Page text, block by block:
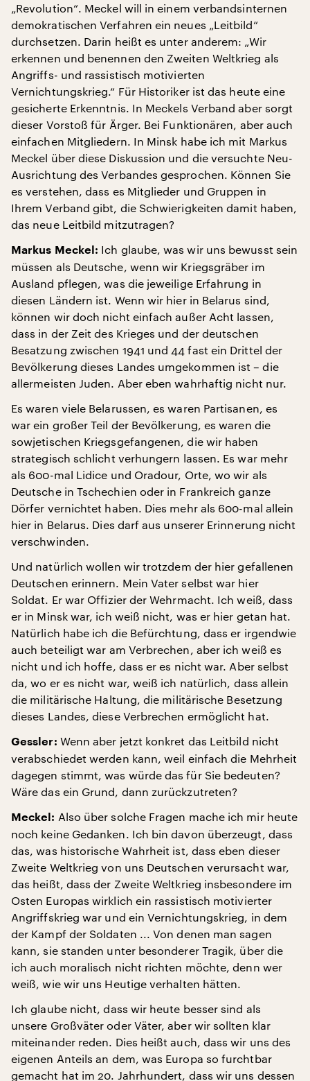
„Revolution“. Meckel will in einem verbandsinternen
demokratischen Verfahren ein neues „Leitbild“
durchsetzen. Darin heißt es unter anderem: „Wir
erkennen und benennen den Zweiten Weltkrieg als
Angriffs- und rassistisch motivierten
Vernichtungskrieg.“ Für Historiker ist das heute eine
gesicherte Erkenntnis. In Meckels Verband aber sorgt
dieser Vorstoß für Ärger. Bei Funktionären, aber auch
einfachen Mitgliedern. In Minsk habe ich mit Markus
Meckel über diese Diskussion und die versuchte Neu-
Ausrichtung des Verbandes gesprochen. Können Sie
es verstehen, dass es Mitglieder und Gruppen in
Ihrem Verband gibt, die Schwierigkeiten damit haben,
das neue Leitbild mitzutragen?
Markus Meckel: Ich glaube, was wir uns bewusst sein
müssen als Deutsche, wenn wir Kriegsgräber im
Ausland pflegen, was die jeweilige Erfahrung in
diesen Ländern ist. Wenn wir hier in Belarus sind,
können wir doch nicht einfach außer Acht lassen,
dass in der Zeit des Krieges und der deutschen
Besatzung zwischen 1941 und 44 fast ein Drittel der
Bevölkerung dieses Landes umgekommen ist – die
allermeisten Juden. Aber eben wahrhaftig nicht nur.
Es waren viele Belarussen, es waren Partisanen, es
war ein großer Teil der Bevölkerung, es waren die
sowjetischen Kriegsgefangenen, die wir haben
strategisch schlicht verhungern lassen. Es war mehr
als 600-mal Lidice und Oradour, Orte, wo wir als
Deutsche in Tschechien oder in Frankreich ganze
Dörfer vernichtet haben. Dies mehr als 600-mal allein
hier in Belarus. Dies darf aus unserer Erinnerung nicht
verschwinden.
Und natürlich wollen wir trotzdem der hier gefallenen
Deutschen erinnern. Mein Vater selbst war hier
Soldat. Er war Offizier der Wehrmacht. Ich weiß, dass
er in Minsk war, ich weiß nicht, was er hier getan hat.
Natürlich habe ich die Befürchtung, dass er irgendwie
auch beteiligt war am Verbrechen, aber ich weiß es
nicht und ich hoffe, dass er es nicht war. Aber selbst
da, wo er es nicht war, weiß ich natürlich, dass allein
die militärische Haltung, die militärische Besetzung
dieses Landes, diese Verbrechen ermöglicht hat.
Gessler: Wenn aber jetzt konkret das Leitbild nicht
verabschiedet werden kann, weil einfach die Mehrheit
dagegen stimmt, was würde das für Sie bedeuten?
Wäre das ein Grund, dann zurückzutreten?
Meckel: Also über solche Fragen mache ich mir heute
noch keine Gedanken. Ich bin davon überzeugt, dass
das, was historische Wahrheit ist, dass eben dieser
Zweite Weltkrieg von uns Deutschen verursacht war,
das heißt, dass der Zweite Weltkrieg insbesondere im
Osten Europas wirklich ein rassistisch motivierter
Angriffskrieg war und ein Vernichtungskrieg, in dem
der Kampf der Soldaten ... Von denen man sagen
kann, sie standen unter besonderer Tragik, über die
ich auch moralisch nicht richten möchte, denn wer
weiß, wie wir uns Heutige verhalten hätten.
Ich glaube nicht, dass wir heute besser sind als
unsere Großväter oder Väter, aber wir sollten klar
miteinander reden. Dies heißt auch, dass wir uns des
eigenen Anteils an dem, was Europa so furchtbar
gemacht hat im 20. Jahrhundert, dass wir uns dessen